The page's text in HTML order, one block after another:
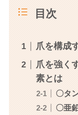
目次
爪を構成
爪を強く
素とは
〇タ
〇亜